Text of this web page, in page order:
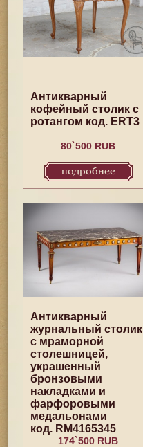
Антикварный
кофейный столик с
ротангом код. ERT3
80`500 RUB
подробнее
Антикварный
журнальный столик
с мраморной
столешницей,
украшенный
бронзовыми
накладками и
фарфоровыми
медальонами
код. RM4165345
174`500 RUB